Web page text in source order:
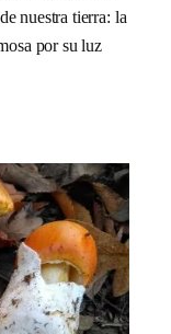
nuestra tierra: la
por su luz